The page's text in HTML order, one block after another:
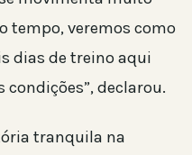
tempo, veremos como
dias de treino aqui
declarou.
tranquila na